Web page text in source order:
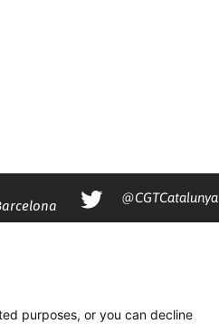
@CGTCatalunya
purposes, or you can decline